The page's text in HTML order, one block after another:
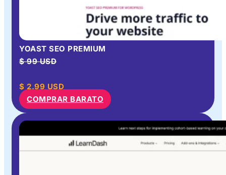
YOAST SEO PREMIUM
$ 99 USD
$ 2.99 USD
COMPRAR BARATO